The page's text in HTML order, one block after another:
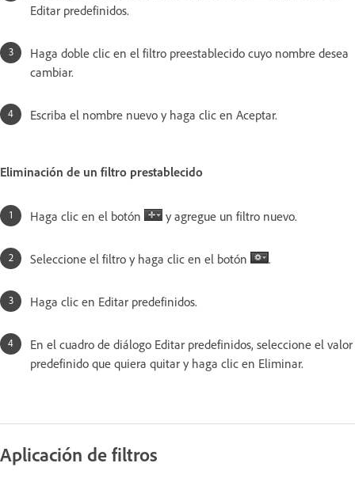
Editar predefinidos.
Haga doble clic en el filtro preestablecido cuyo nombre desea
cambiar.
Escriba el nombre nuevo y haga clic en Aceptar.
Eliminación de un filtro prestablecido
Haga clic en el botón y agregue un filtro nuevo.
Seleccione el filtro y haga clic en el botón .
Haga clic en Editar predefinidos.
En el cuadro de diálogo Editar predefinidos, seleccione el valor
predefinido que quiera quitar y haga clic en Eliminar.
Aplicación de filtros